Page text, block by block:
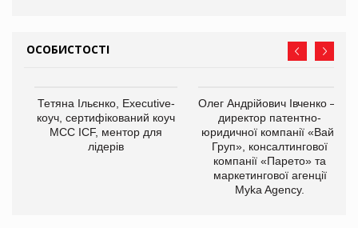
ОСОБИСТОСТІ
Тетяна Ільєнко, Executive-
коуч, сертифікований коуч
МСС ICF, ментор для
лідерів
Олег Андрійович Івченко —
директор патентно-
юридичної компанії «Вайз
Груп», консалтингової
компанії «Парето» та
маркетингової агенції
Myka Agency.